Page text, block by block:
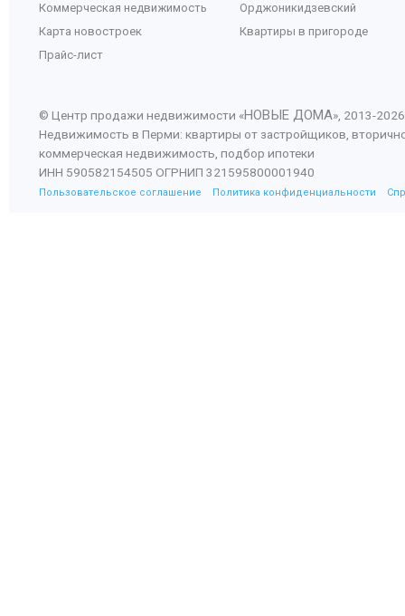
Коммерческая недвижимость
Карта новостроек
Прайс-лист
Орджоникидзевский
Квартиры в пригороде
© Центр продажи недвижимости «НОВЫЕ ДОМА», 2013-2026
Недвижимость в Перми: квартиры от застройщиков,
коммерческая недвижимость, подбор ипотеки
ИНН 590582154505 ОГРНИП 321595800001940
Пользовательское соглашение Политика конфиденциальности